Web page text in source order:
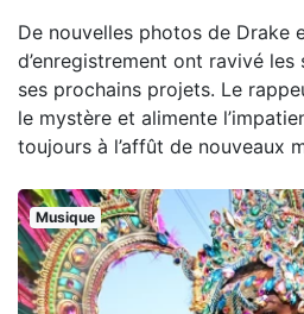
De nouvelles photos de Drake
d’enregistrement ont ravivé
ses prochains projets. Le
le mystère et alimente
toujours à l’affût de nouveaux
Musique